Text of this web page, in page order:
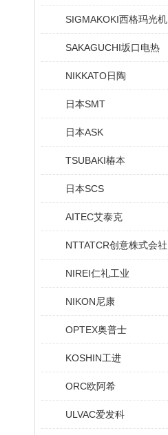
SIGMAKOKI西格玛光机
SAKAGUCHI坂口电热
NIKKATO日陶
日本SMT
日本ASK
TSUBAKI椿本
日本SCS
AITEC艾泰克
NTTATCR创意株式会社
NIREI仁礼工业
NIKON尼康
OPTEX奥普士
KOSHIN工进
ORC欧阿希
ULVAC爱发科